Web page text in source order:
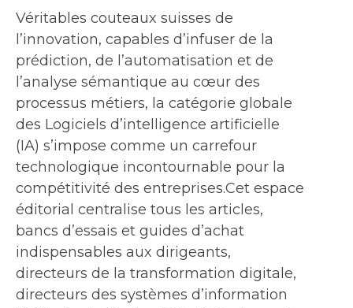
Véritables couteaux suisses de
l’innovation, capables d’infuser de la
prédiction, de l’automatisation et de
l’analyse sémantique au cœur des
processus métiers, la catégorie globale
des Logiciels d’intelligence artificielle
(IA) s’impose comme un carrefour
technologique incontournable pour la
compétitivité des entreprises.Cet espace
éditorial centralise tous les articles,
bancs d’essais et guides d’achat
indispensables aux dirigeants,
directeurs de la transformation digitale,
directeurs des systèmes d’information